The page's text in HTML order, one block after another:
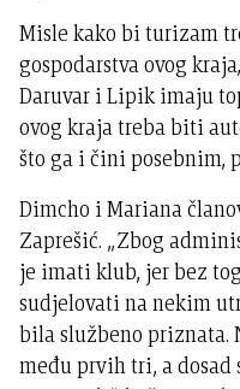
Misle kako bi turizam
gospodarstva ovog
Daruvar i Lipik imaju
ovog kraja treba biti
što ga i čini posebnim,
Dimcho i Mariana
Zaprešić. „Zbog
je imati klub, jer bez
sudjelovati na nekim
bila službeno
među prvih tri, a dosad